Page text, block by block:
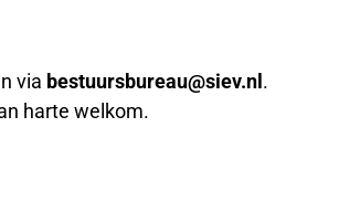
via bestuursbureau@siev.nl .
harte welkom.